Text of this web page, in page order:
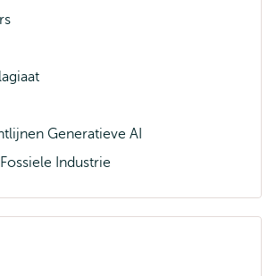
Generatieve AI
Industrie